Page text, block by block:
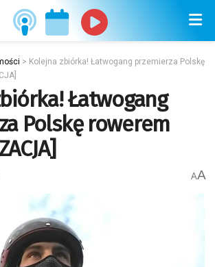
> Kolejna zbiórka! Łatwogang przemierza Polskę
Łatwogang
Polskę rowerem
AA